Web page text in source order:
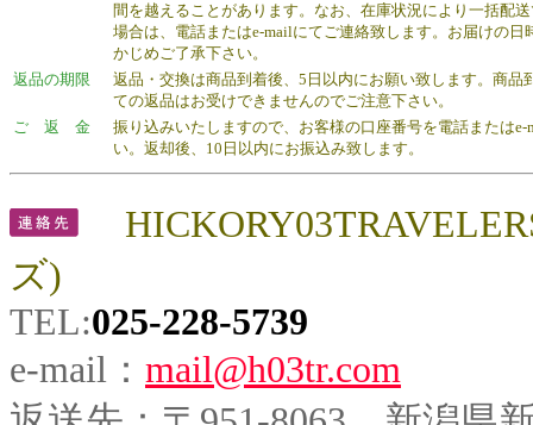
間を越えることがあります。なお、在庫状況により一括配
場合は、電話またはe-mailにてご連絡致します。お届けの
かじめご了承下さい。
返品の期限
返品・交換は商品到着後、5日以内にお願い致します。商品
ての返品はお受けできませんのでご注意下さい。
ご 返 金
振り込みいたしますので、お客様の口座番号を電話または
い。返却後、10日以内にお振込み致します。
ズ)
TEL:025-228-5739
e-mail： mail@h03tr.com